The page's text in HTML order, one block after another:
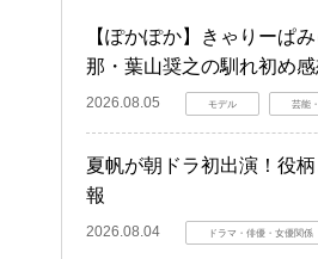
【ぽかぽか】きゃりーぱ
那・葉山奨之の馴れ初め感
2026.08.05 モデル 芸能
夏帆が朝ドラ初出演！役
報
2026.08.04 ドラマ・俳優・女優関係